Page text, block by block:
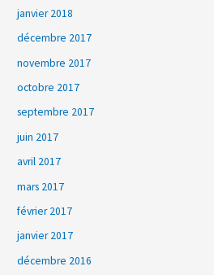
janvier 2018
décembre 2017
novembre 2017
octobre 2017
septembre 2017
juin 2017
avril 2017
mars 2017
février 2017
janvier 2017
décembre 2016